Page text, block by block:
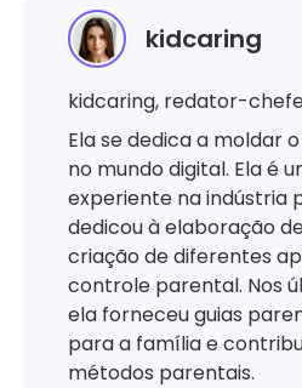
kidcaring
kidcaring, redator-
Ela se dedica a moldar
no mundo digital. Ela é
experiente na indústria
dedicou à elaboração
criação de diferentes
controle parental. Nos
ela forneceu guias
para a família e
métodos parentais.